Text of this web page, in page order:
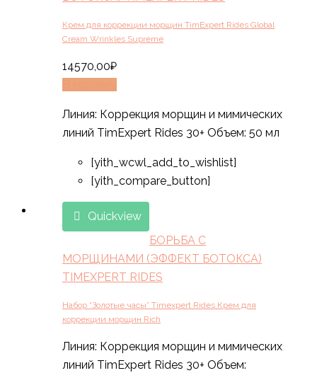
Крем для коррекции морщин TimExpert Rides Global
Cream Wrinkles Supreme
14570,00₽
Линия: Коррекция морщин и мимических
линий TimExpert Rides 30+ Объем: 50 мл
[yith_wcwl_add_to_wishlist]
[yith_compare_button]
Quickview
БОРЬБА С
МОРЩИНАМИ (ЭФФЕКТ БОТОКСА)
TIMEXPERT RIDES
Набор “Золотые часы” Timexpert Rides Крем для
коррекции морщин Rich
Линия: Коррекция морщин и мимических
линий TimExpert Rides 30+ Объем: